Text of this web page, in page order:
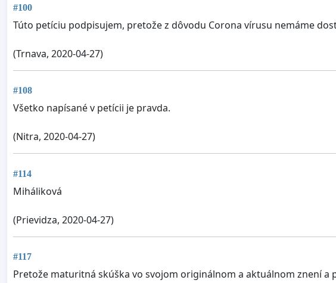
#100
Túto petíciu podpisujem, pretože z dôvodu Corona vírusu nemáme
(Trnava, 2020-04-27)
#108
Všetko napísané v petícii je pravda.
(Nitra, 2020-04-27)
#114
Miháliková
(Prievidza, 2020-04-27)
#117
Pretože maturitná skúška vo svojom originálnom a aktuálnom znení a